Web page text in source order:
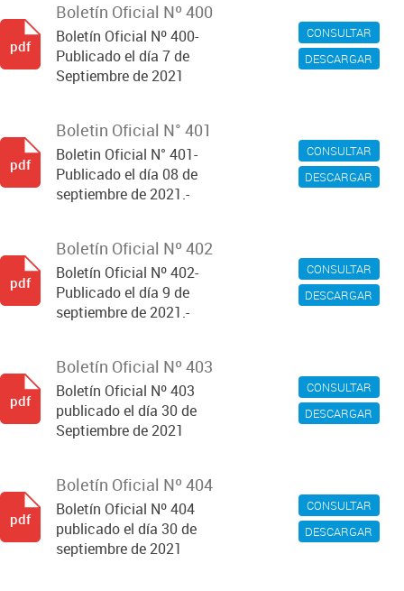
CONSULTAR
DESCARGAR
Boletín Oficial Nº 400
Boletín Oficial Nº 400-
Publicado el día 7 de
Septiembre de 2021
pdf
CONSULTAR
DESCARGAR
Boletin Oficial N° 401
Boletin Oficial N° 401-
Publicado el día 08 de
septiembre de 2021.-
pdf
CONSULTAR
DESCARGAR
Boletín Oficial Nº 402
Boletín Oficial Nº 402-
Publicado el día 9 de
septiembre de 2021.-
pdf
CONSULTAR
DESCARGAR
Boletín Oficial Nº 403
Boletín Oficial Nº 403
publicado el día 30 de
Septiembre de 2021
pdf
CONSULTAR
DESCARGAR
Boletín Oficial Nº 404
Boletín Oficial Nº 404
publicado el día 30 de
septiembre de 2021
pdf